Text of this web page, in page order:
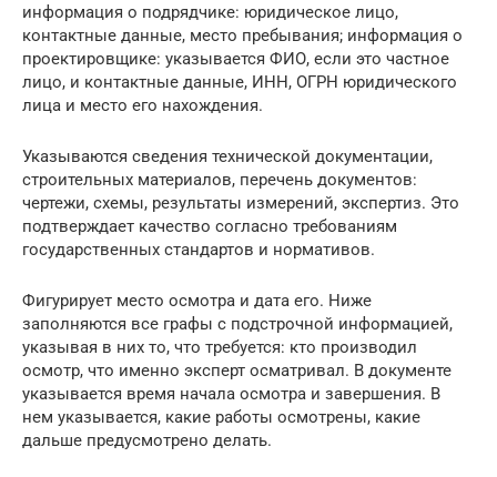
информация о подрядчике: юридическое лицо,
контактные данные, место пребывания; информация о
проектировщике: указывается ФИО, если это частное
лицо, и контактные данные, ИНН, ОГРН юридического
лица и место его нахождения.
Указываются сведения технической документации,
строительных материалов, перечень документов:
чертежи, схемы, результаты измерений, экспертиз. Это
подтверждает качество согласно требованиям
государственных стандартов и нормативов.
Фигурирует место осмотра и дата его. Ниже
заполняются все графы с подстрочной информацией,
указывая в них то, что требуется: кто производил
осмотр, что именно эксперт осматривал. В документе
указывается время начала осмотра и завершения. В
нем указывается, какие работы осмотрены, какие
дальше предусмотрено делать.